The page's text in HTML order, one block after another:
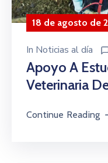
Contácto
18 de agosto de
In Noticias al día
Apoyo A
Veterinaria
Continue Reading